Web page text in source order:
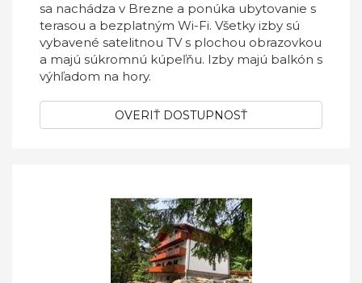
sa nachádza v Brezne a ponúka ubytovanie s
terasou a bezplatným Wi-Fi. Všetky izby sú
vybavené satelitnou TV s plochou obrazovkou
a majú súkromnú kúpeľňu. Izby majú balkón s
výhľadom na hory.
OVERIŤ DOSTUPNOSŤ